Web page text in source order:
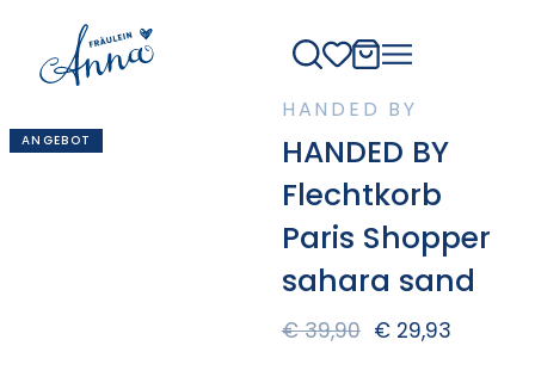
ANGEBOT
HANDED BY
HANDED BY
Flechtkorb
Paris Shopper
sahara sand
€39,90 €29,93